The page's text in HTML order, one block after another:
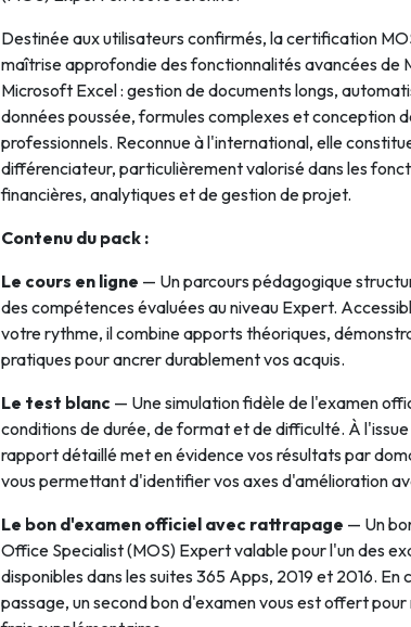
Destinée aux utilisateurs confirmés, la certification
maîtrise approfondie des fonctionnalités avancées de
Microsoft Excel : gestion de documents longs,
données poussée, formules complexes et conception
professionnels. Reconnue à l'international, elle
différenciateur, particulièrement valorisé dans les
financières, analytiques et de gestion de projet.
Contenu du pack :
Le cours en ligne — Un parcours pédagogique
des compétences évaluées au niveau Expert.
votre rythme, il combine apports théoriques,
pratiques pour ancrer durablement vos acquis.
Le test blanc — Une simulation fidèle de l'examen
conditions de durée, de format et de difficulté. À
rapport détaillé met en évidence vos résultats par
vous permettant d'identifier vos axes d'amélioration
Le bon d'examen officiel avec rattrapage — Un
Office Specialist (MOS) Expert valable pour l'un des
disponibles dans les suites 365 Apps, 2019 et 2016. En
passage, un second bon d'examen vous est offert